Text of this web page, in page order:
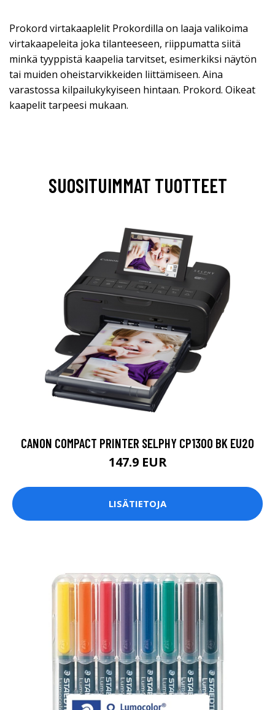
Prokord virtakaaplelit Prokordilla on laaja valikoima
virtakaapeleita joka tilanteeseen, riippumatta siitä
minkä tyyppistä kaapelia tarvitset, esimerkiksi näytön
tai muiden oheistarvikkeiden liittämiseen. Aina
varastossa kilpailukykyiseen hintaan. Prokord. Oikeat
kaapelit tarpeesi mukaan.
SUOSITUIMMAT TUOTTEET
CANON COMPACT PRINTER SELPHY CP1300 BK EU20
147.9 EUR
LISÄTIETOJA